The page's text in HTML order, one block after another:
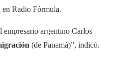
Radio Fórmula.
empresario argentino Carlos
(de Panamá)”, indicó.